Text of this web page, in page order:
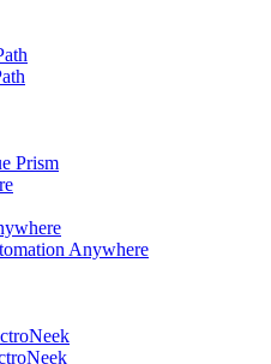
Prism
Anywhere